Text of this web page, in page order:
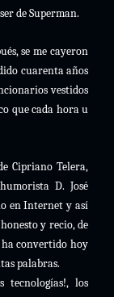
de Superman.
se me cayeron
cuarenta años
vestidos
que cada hora u
Cipriano Telera,
D. José
en Internet y así
y recio, de
ha convertido hoy
palabras.
tecnologías!, los